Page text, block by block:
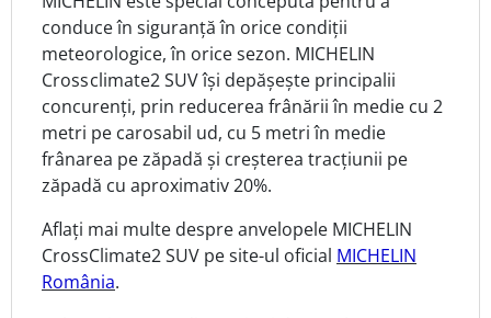
conduce în siguranță în orice condiții
meteorologice, în orice sezon. MICHELIN
Crossclimate2SUV își depășește principalii
concurenți, prin reducerea frânării în medie cu 2
metri pe carosabil ud, cu 5 metri în medie
frânarea pe zăpadă și creșterea tracțiunii pe
zăpadă cu aproximativ 20%.
Aflați mai multe despre anvelopele MICHELIN
CrossClimate2 SUV pe site-ul oficial MICHELIN
România.